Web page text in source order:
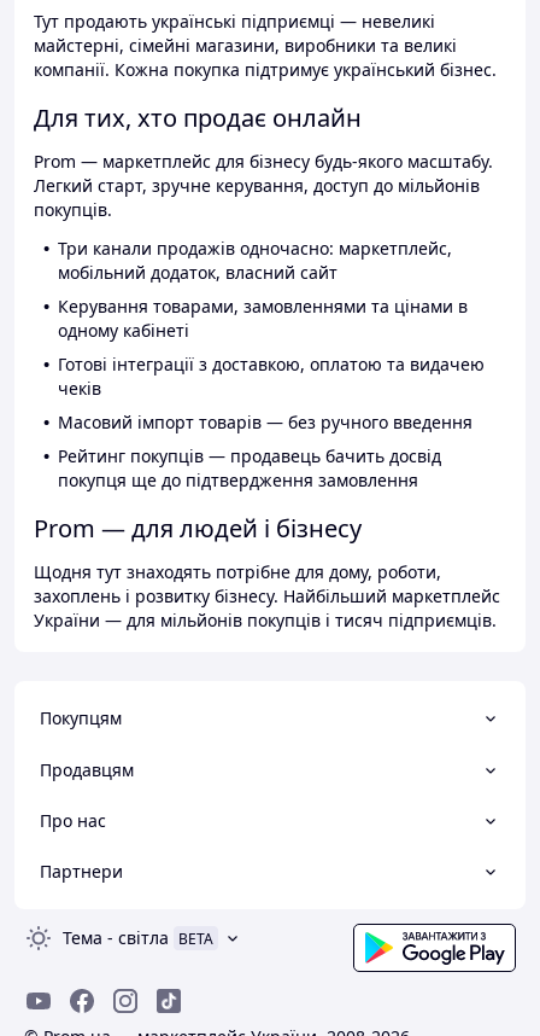
Тут продають українські підприємці — невеликі
майстерні, сімейні магазини, виробники та великі
компанії. Кожна покупка підтримує український бізнес.
Для тих, хто продає онлайн
Prom — маркетплейс для бізнесу будь-якого масштабу.
Легкий старт, зручне керування, доступ до мільйонів
покупців.
Три канали продажів одночасно: маркетплейс,
мобільний додаток, власний сайт
Керування товарами, замовленнями та цінами в
одному кабінеті
Готові інтеграції з доставкою, оплатою та видачею
чеків
Масовий імпорт товарів — без ручного введення
Рейтинг покупців — продавець бачить досвід
покупця ще до підтвердження замовлення
Prom — для людей і бізнесу
Щодня тут знаходять потрібне для дому, роботи,
захоплень і розвитку бізнесу. Найбільший маркетплейс
України — для мільйонів покупців і тисяч підприємців.
Покупцям
Продавцям
Про нас
Партнери
Тема - світла BETA